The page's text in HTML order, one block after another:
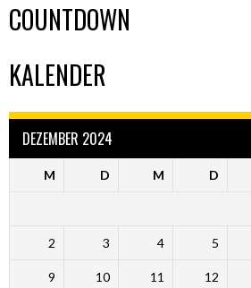
COUNTDOWN
KALENDER
DEZEMBER 2024
M D M D
2 3 4 5
9 10 11 12